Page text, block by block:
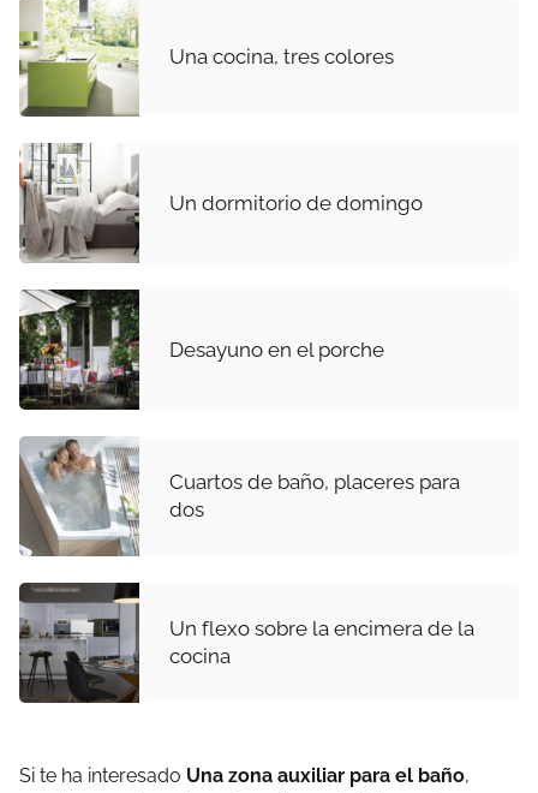
Una cocina, tres colores
Un dormitorio de domingo
Desayuno en el porche
Cuartos de baño, placeres para
dos
Un flexo sobre la encimera de la
cocina
Si te ha interesado Una zona auxiliar para el baño,